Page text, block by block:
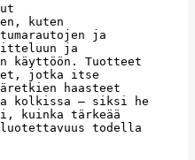
kuten
ja
ja
käyttöön. Tuotteet
jotka itse
haasteet
kolkissa – siksi he
kuinka tärkeää
todella